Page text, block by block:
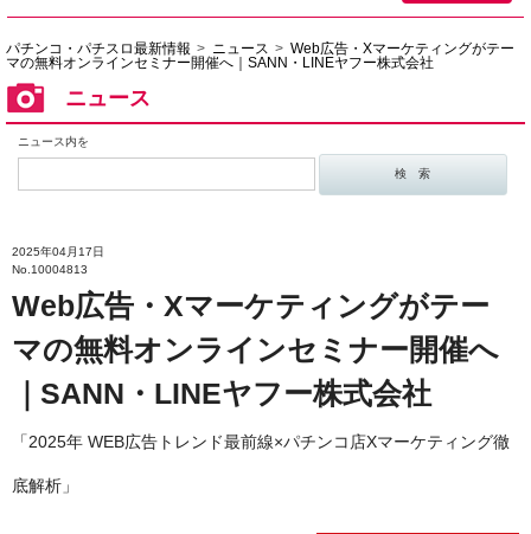
パチンコ・パチスロ最新情報 ニュース
Web広告・Xマーケティングがテー
マの無料オンラインセミナー開催へ｜SANN・LINEヤフー株式会社
ニュース
ニュース内を
2025年04月17日
No.10004813
Web広告・Xマーケティングがテー
マの無料オンラインセミナー開催へ
｜SANN・LINEヤフー株式会社
「2025年 WEB広告トレンド最前線×パチンコ店Xマーケティング徹
底解析」